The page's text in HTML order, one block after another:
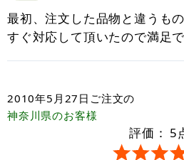
最初、注文した品物と違うも
すぐ対応して頂いたので満足で
2010年5月27日 ご注文の
神奈川県のお客様
評価： 5